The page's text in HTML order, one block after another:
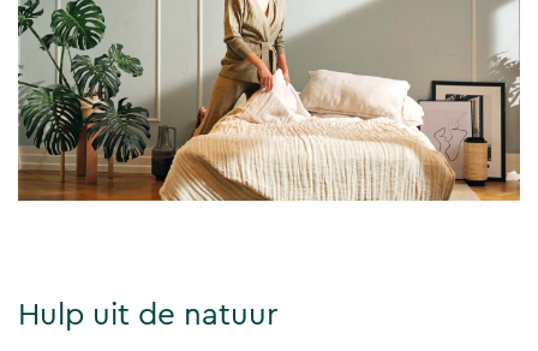
Hulp uit de natuur